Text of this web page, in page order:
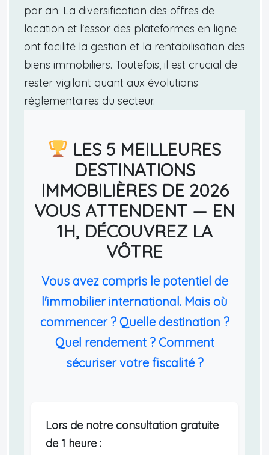
par an. La diversification des offres de
location et l'essor des plateformes en ligne
ont facilité la gestion et la rentabilisation des
biens immobiliers. Toutefois, il est crucial de
rester vigilant quant aux évolutions
réglementaires du secteur.
LES 5 MEILLEURES
DESTINATIONS
IMMOBILIÈRES DE 2026
VOUS ATTENDENT — EN
1H, DÉCOUVREZ LA
VÔTRE
Vous avez compris le potentiel de
l'immobilier international. Mais où
commencer ? Quelle destination ?
Quel rendement ? Comment
sécuriser votre fiscalité ?
Lors de notre consultation gratuite
de 1 heure :